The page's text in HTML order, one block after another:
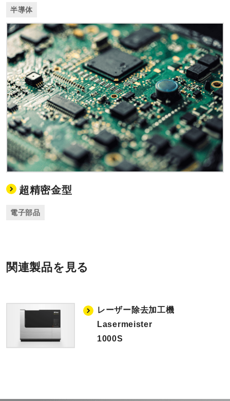
半導体
超精密金型
電子部品
関連製品を見る
レーザー除去加工機
Lasermeister
1000S